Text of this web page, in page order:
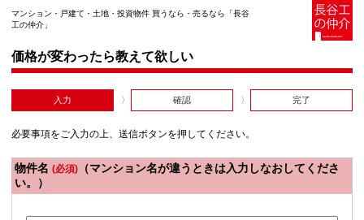
マンション・戸建て・土地・投資物件 買うなら・売るなら「長谷
工の仲介」
価格が変わったら教えて欲しい
入力 確認 完了
必要事項をご入力の上、送信ボタンを押してください。
物件名 (必須) （マンション名が違うときは入力しなおしてくださ
い。）